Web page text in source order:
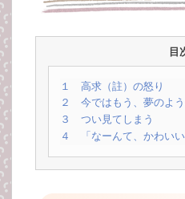
目
１ 高求（註）の怒り
２ 今ではもう、夢のよ
３ つい見てしまう
４ 「なーんて、かわいい